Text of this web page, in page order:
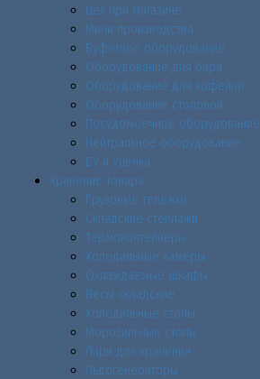
Цех при магазине
Мини производства
Буфетное оборудование
Оборудование для бара
Оборудование для кофейни
Оборудование столовой
Посудомоечное оборудование
Нейтральное оборудование
БУ и Уценка
Хранение товара
Грузовые тележки
Складские стеллажи
Термоконтейнеры
Холодильные камеры
Охлаждаемые шкафы
Весы складские
Холодильные столы
Морозильные столы
Лари для хранения
Льдогенераторы